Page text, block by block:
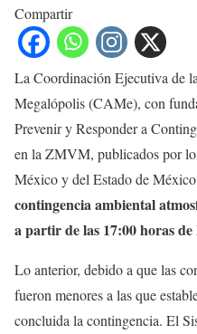
Compartir
La Coordinación Ejecutiva de
Megalópolis (CAMe), con
Prevenir y Responder a
en la ZMVM, publicados por
México y del Estado de
contingencia ambiental
a partir de las 17:00 horas de
Lo anterior, debido a que las
fueron menores a las que
concluida la contingencia. El